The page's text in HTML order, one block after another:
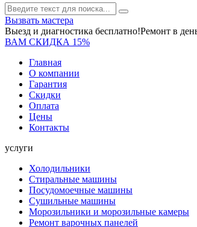
Вызвать мастера
Выезд и диагностика бесплатно!Ремонт в
ВАМ СКИДКА 15%
Главная
О компании
Гарантия
Скидки
Оплата
Цены
Контакты
услуги
Холодильники
Стиральные машины
Посудомоечные машины
Сушильные машины
Морозильники и морозильные камеры
Ремонт варочных панелей